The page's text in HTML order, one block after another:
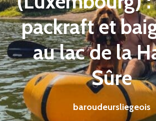
packraft et
au lac de la
Sûre
baroudeursliegeois